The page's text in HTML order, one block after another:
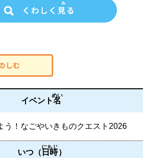
イベント名
めい
う！なごやいきものクエスト2026
いつ（日時
にちじ
）